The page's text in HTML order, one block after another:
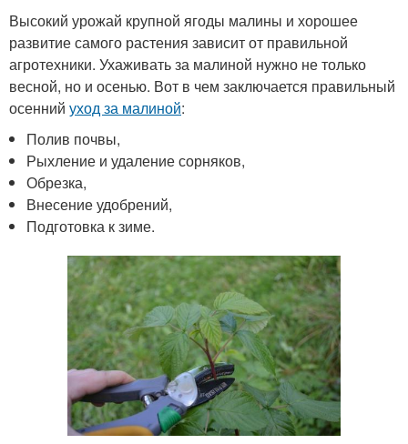
Высокий урожай крупной ягоды малины и хорошее
развитие самого растения зависит от правильной
агротехники. Ухаживать за малиной нужно не только
весной, но и осенью. Вот в чем заключается правильный
осенний уход за малиной:
Полив почвы,
Рыхление и удаление сорняков,
Обрезка,
Внесение удобрений,
Подготовка к зиме.